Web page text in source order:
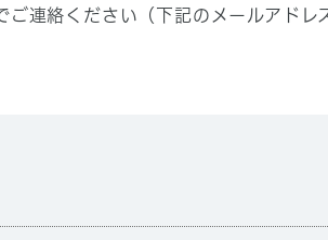
連絡ください（下記のメールアドレ